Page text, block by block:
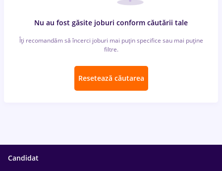
Nu au fost găsite joburi conform căutării tale
Îți recomandăm să încerci joburi mai puțin specifice sau mai puține
filtre.
Resetează căutarea
Candidat